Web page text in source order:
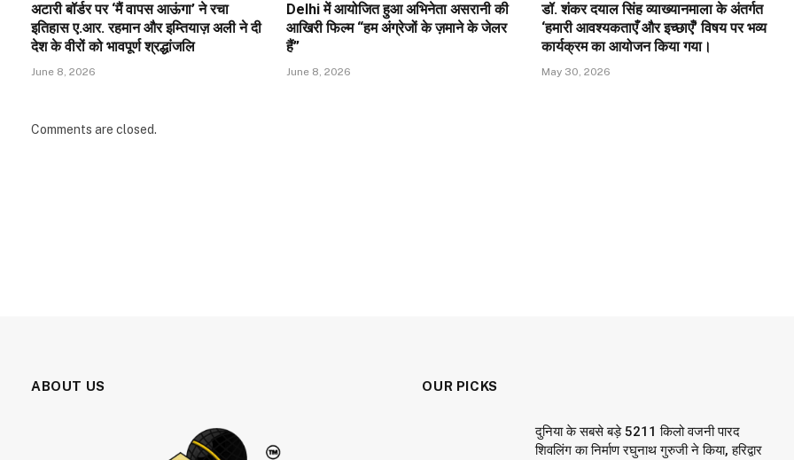
अटारी बॉर्डर पर ‘मैं वापस आऊंगा’ ने रचा
इतिहास ए.आर. रहमान और इम्तियाज़ अली ने दी
देश के वीरों को भावपूर्ण श्रद्धांजलि
June 8, 2026
Delhi में आयोजित हुआ अभिनेता असरानी की
आखिरी फिल्म “हम अंग्रेजों के ज़माने के जेलर
हैं”
June 8, 2026
डॉ. शंकर दयाल सिंह व्याख्यानमाला के अंतर्गत
‘हमारी आवश्यकताएँ और इच्छाएँ’ विषय पर भव्य
कार्यक्रम का आयोजन किया गया।
May 30, 2026
Comments are closed.
ABOUT US OUR PICKS
दुनिया के सबसे बड़े 5211 किलो वजनी पारद
शिवलिंग का निर्माण रघुनाथ गुरुजी ने किया, हरिद्वार